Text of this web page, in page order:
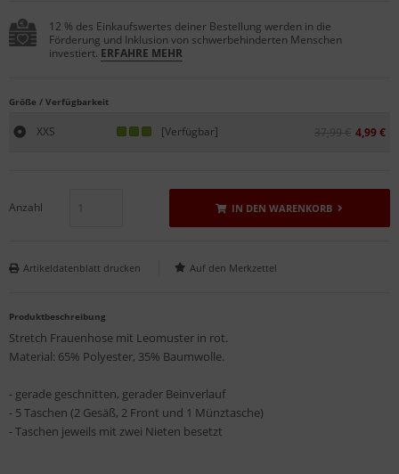
12 % des Einkaufswertes deiner Bestellung werden in die
Förderung und Inklusion von schwerbehinderten Menschen
investiert. ERFAHRE MEHR
Größe / Verfügbarkeit
XXS [Verfügbar] 37,99 € 4,99 €
Anzahl IN DEN WARENKORB
Artikeldatenblatt drucken
Produktbeschreibung
Stretch Frauenhose mit Leomuster in rot.
Material: 65% Polyester, 35% Baumwolle.
- gerade geschnitten, gerader Beinverlauf
- 5 Taschen (2 Gesäß, 2 Front und 1 Münztasche)
- Taschen jeweils mit zwei Nieten besetzt